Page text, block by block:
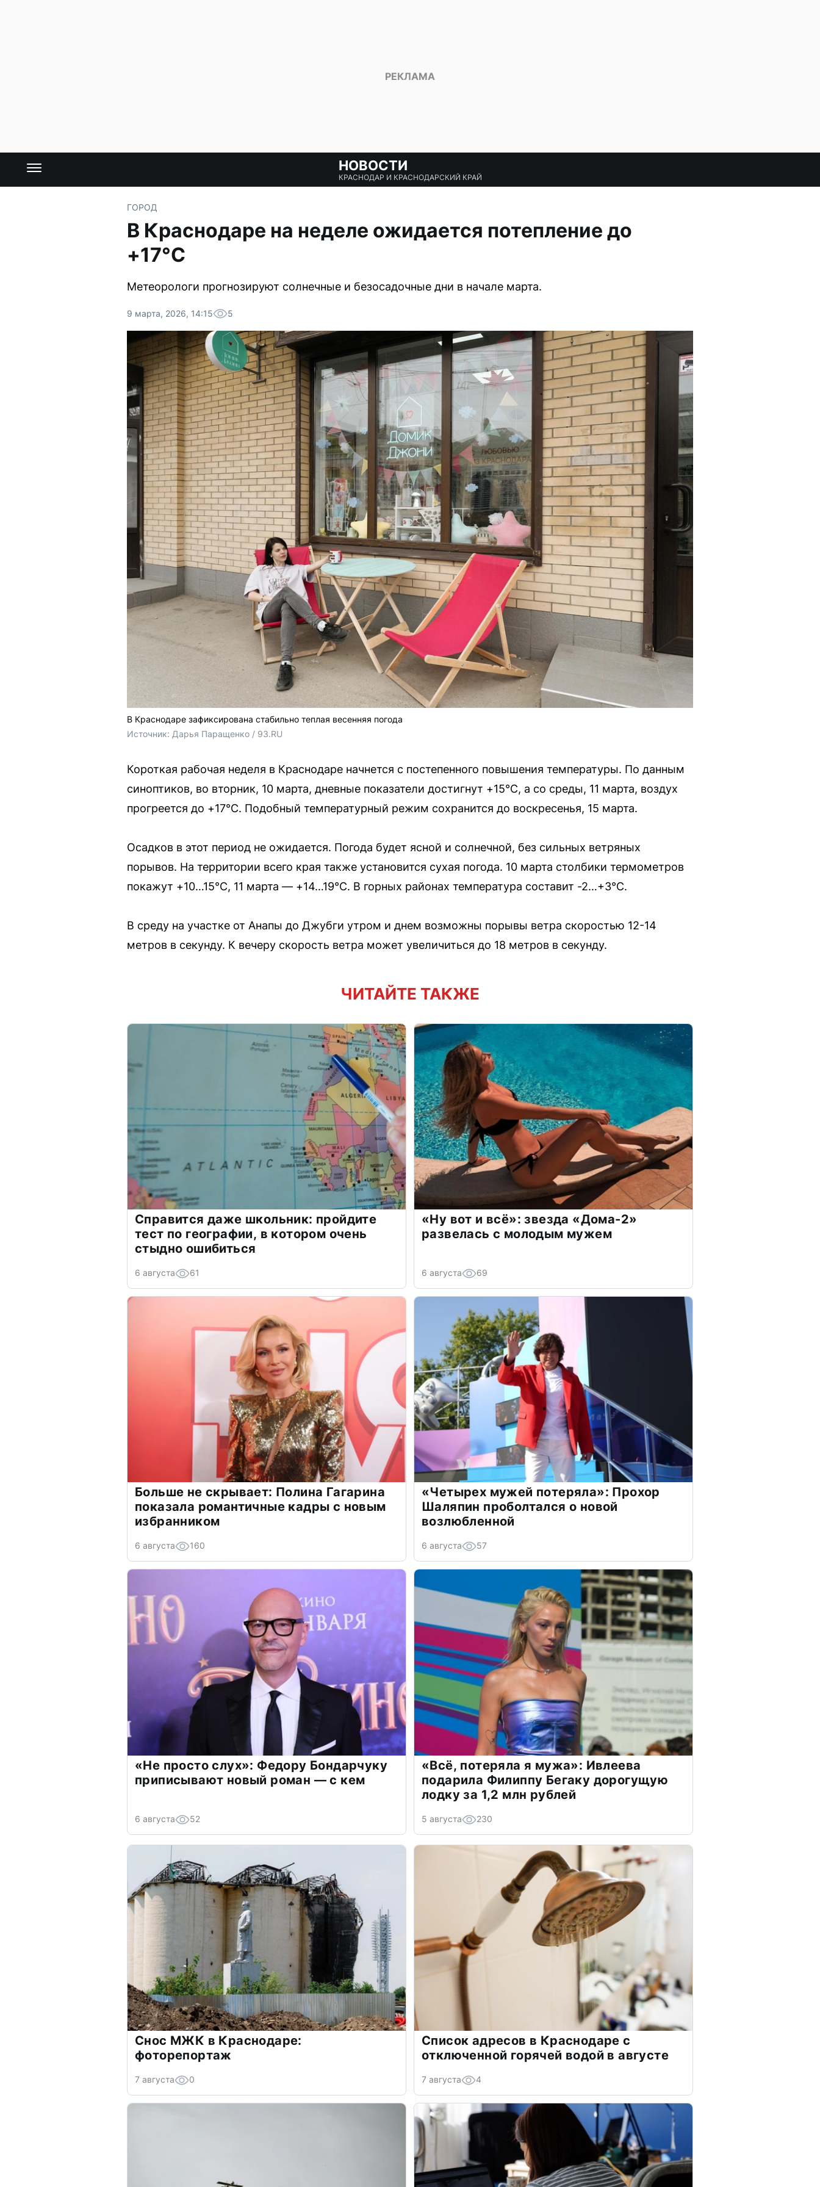
НОВОСТИ
КРАСНОДАР И КРАСНОДАРСКИЙ КРАЙ
ГОРОД
В Краснодаре на неделе ожидается потепление до
+17°C
Метеорологи прогнозируют солнечные и безосадочные дни в начале марта.
9 марта, 2026, 14:15 5
В Краснодаре зафиксирована стабильно теплая весенняя погода
Источник: Дарья Паращенко / 93.RU
Короткая рабочая неделя в Краснодаре начнется с постепенного повышения температуры. По данным
синоптиков, во вторник, 10 марта, дневные показатели достигнут +15°C, а со среды, 11 марта, воздух
прогреется до +17°C. Подобный температурный режим сохранится до воскресенья, 15 марта.
Осадков в этот период не ожидается. Погода будет ясной и солнечной, без сильных ветряных
порывов. На территории всего края также установится сухая погода. 10 марта столбики термометров
покажут +10…15°C, 11 марта — +14…19°C. В горных районах температура составит -2…+3°C.
В среду на участке от Анапы до Джубги утром и днем возможны порывы ветра скоростью 12-14
метров в секунду. К вечеру скорость ветра может увеличиться до 18 метров в секунду.
ЧИТАЙТЕ ТАКЖЕ
Справится даже школьник: пройдите
тест по географии, в котором очень
стыдно ошибиться
6 августа 61
«Ну вот и всё»: звезда «Дома-2»
развелась с молодым мужем
6 августа 69
Больше не скрывает: Полина Гагарина
показала романтичные кадры с новым
избранником
6 августа 160
«Четырех мужей потеряла»: Прохор
Шаляпин проболтался о новой
возлюбленной
6 августа 57
«Не просто слух»: Федору Бондарчуку
приписывают новый роман — с кем
6 августа 52
«Всё, потеряла я мужа»: Ивлеева
подарила Филиппу Бегаку дорогущую
лодку за 1,2 млн рублей
5 августа 230
Снос МЖК в Краснодаре:
фоторепортаж
7 августа 0
Список адресов в Краснодаре с
отключенной горячей водой в августе
7 августа 4